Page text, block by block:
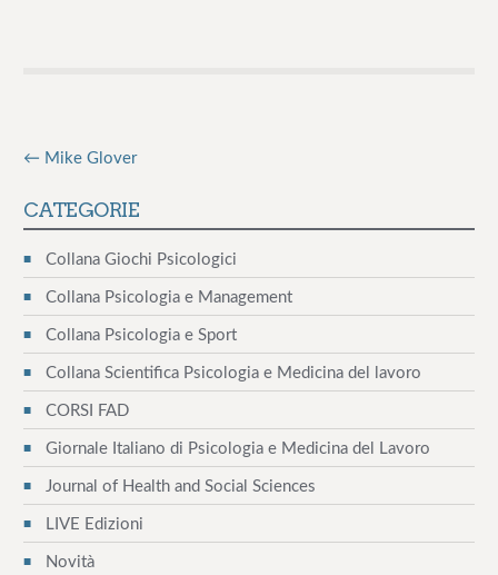
N
a
v
i
g
a
z
i
o
n
← Mike Glover
CATEGORIE
Collana Giochi Psicologici
Collana Psicologia e Management
Collana Psicologia e Sport
Collana Scientifica Psicologia e Medicina del lavoro
CORSI FAD
Giornale Italiano di Psicologia e Medicina del Lavoro
Journal of Health and Social Sciences
LIVE Edizioni
Novità